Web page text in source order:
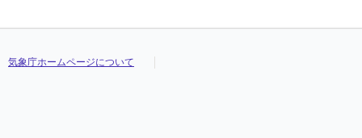
気象庁ホームページについて